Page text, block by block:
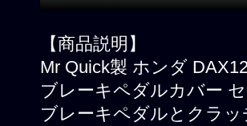
【商品説明】
Mr Quick製 ホンダ
ブレーキペダルカバー
ブレーキペダルとクラ